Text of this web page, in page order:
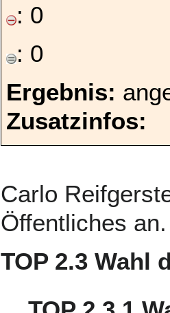
: 0
: 0
Ergebnis:
Zusatzinfos:
Carlo
Öffentliches an.
TOP 2.3 Wahl